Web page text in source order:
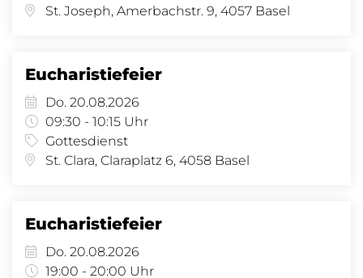
St. Joseph, Amerbachstr. 9, 4057 Basel
Eucharistiefeier
Do. 20.08.2026
09:30 - 10:15 Uhr
Gottesdienst
St. Clara, Claraplatz 6, 4058 Basel
Eucharistiefeier
Do. 20.08.2026
19:00 - 20:00 Uhr